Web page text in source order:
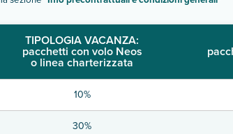
TIPOLOGIA VACANZA:
pacchetti con volo Neos
o linea charterizzata
10%
30%